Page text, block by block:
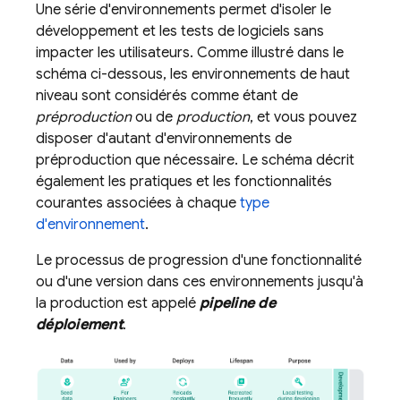
Une série d'environnements permet d'isoler le
développement et les tests de logiciels sans
impacter les utilisateurs. Comme illustré dans le
schéma ci-dessous, les environnements de haut
niveau sont considérés comme étant de
préproductionou de production, et vous pouvez
disposer d'autant d'environnements de
préproduction que nécessaire. Le schéma décrit
également les pratiques et les fonctionnalités
courantes associées à chaque type
d'environnement.
Le processus de progression d'une fonctionnalité
ou d'une version dans ces environnements jusqu'à
la production est appelé pipeline de
déploiement.